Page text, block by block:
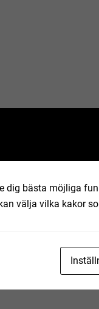
dig bästa möjliga
välja vilka kakor